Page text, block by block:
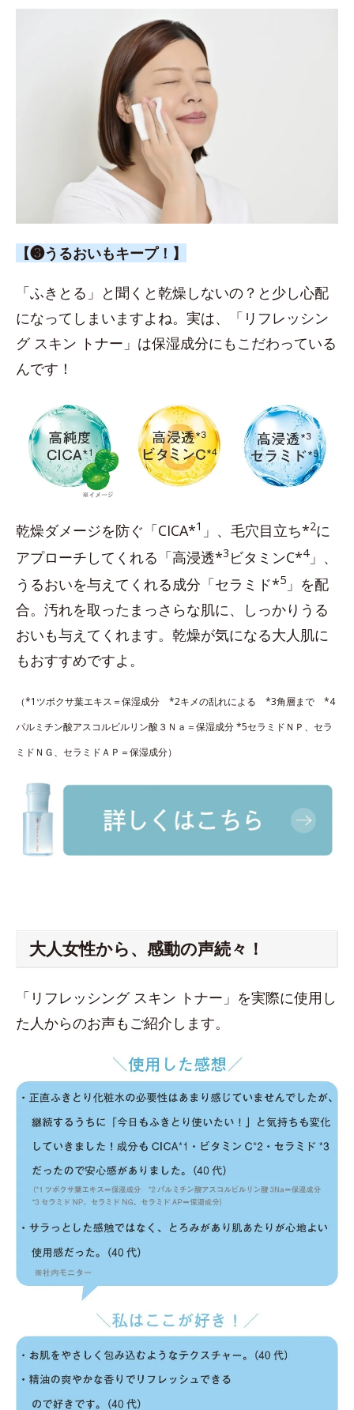
【❸うるおいもキープ！】
「ふきとる」と聞くと乾燥しないの？と少し心配
になってしまいますよね。実は、「リフレッシン
グ スキン トナー」は保湿成分にもこだわっている
んです！
乾燥ダメージを防ぐ「CICA*1 」、毛穴目立ち*2に
アプローチしてくれる「高浸透*3 ビタミンC*4」、
うるおいを与えてくれる成分「セラミド*5 」を配
合。汚れを取ったまっさらな肌に、しっかりうる
おいも与えてくれます。乾燥が気になる大人肌に
もおすすめですよ。
（*1ツボクサ葉エキス＝保湿成分 *2キメの乱れによる *3角層まで *4
パルミチン酸アスコルビルリン酸３Ｎａ＝保湿成分 *5セラミドＮＰ、セラ
ミドＮＧ、セラミドＡＰ＝保湿成分）
大人女性から、感動の声続々！
「リフレッシング スキン トナー」を実際に使用し
た人からのお声もご紹介します。